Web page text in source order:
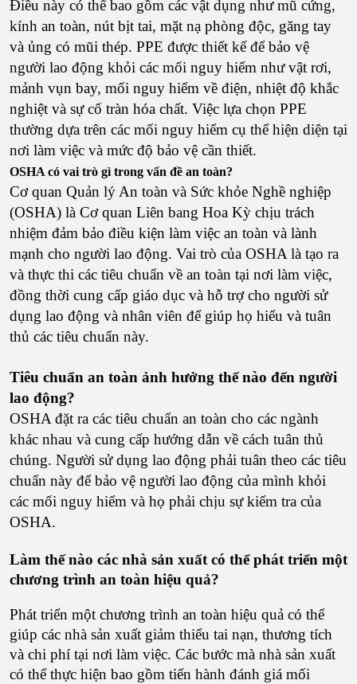
Điều này có thể bao gồm các vật dụng như mũ cứng,
kính an toàn, nút bịt tai, mặt nạ phòng độc, găng tay
và ủng có mũi thép. PPE được thiết kế để bảo vệ
người lao động khỏi các mối nguy hiểm như vật rơi,
mảnh vụn bay, mối nguy hiểm về điện, nhiệt độ khắc
nghiệt và sự cố tràn hóa chất. Việc lựa chọn PPE
thường dựa trên các mối nguy hiểm cụ thể hiện diện tại
nơi làm việc và mức độ bảo vệ cần thiết.
OSHA có vai trò gì trong vấn đề an toàn?
Cơ quan Quản lý An toàn và Sức khỏe Nghề nghiệp
(OSHA) là Cơ quan Liên bang Hoa Kỳ chịu trách
nhiệm đảm bảo điều kiện làm việc an toàn và lành
mạnh cho người lao động. Vai trò của OSHA là tạo ra
và thực thi các tiêu chuẩn về an toàn tại nơi làm việc,
đồng thời cung cấp giáo dục và hỗ trợ cho người sử
dụng lao động và nhân viên để giúp họ hiểu và tuân
thủ các tiêu chuẩn này.
Tiêu chuẩn an toàn ảnh hưởng thế nào đến người
lao động?
OSHA đặt ra các tiêu chuẩn an toàn cho các ngành
khác nhau và cung cấp hướng dẫn về cách tuân thủ
chúng. Người sử dụng lao động phải tuân theo các tiêu
chuẩn này để bảo vệ người lao động của mình khỏi
các mối nguy hiểm và họ phải chịu sự kiểm tra của
OSHA.
Làm thế nào các nhà sản xuất có thể phát triển một
chương trình an toàn hiệu quả?
Phát triển một chương trình an toàn hiệu quả có thể
giúp các nhà sản xuất giảm thiểu tai nạn, thương tích
và chi phí tại nơi làm việc. Các bước mà nhà sản xuất
có thể thực hiện bao gồm tiến hành đánh giá mối